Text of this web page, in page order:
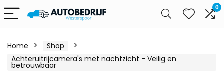
0
Home
Shop
Achteruitrijcamera's met nachtzicht - Veilig en
betrouwbaar